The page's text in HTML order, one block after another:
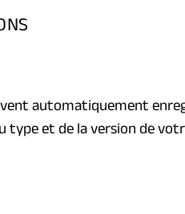
automatiquement
et de la version de